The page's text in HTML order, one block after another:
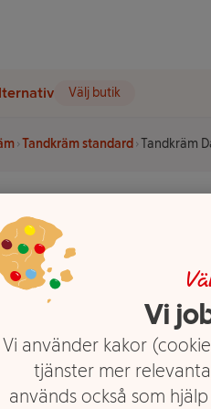
Välj butik
Tandkräm standard Tandkräm
Vi
Vi använder kakor
tjänster mer
används också som